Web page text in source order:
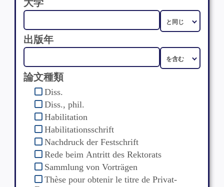
大学
出版年
論文種類
Diss.
Diss., phil.
Habilitation
Habilitationsschrift
Nachdruck der Festschrift
Rede beim Antritt des Rektorats
Sammlung von Vorträgen
Thèse pour obtenir le titre de Privat-